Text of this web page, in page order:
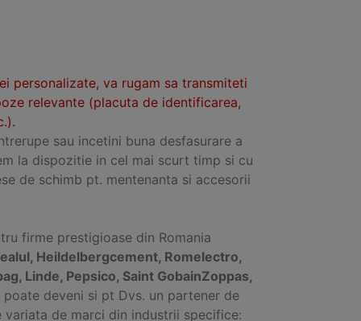
personalizate, va rugam sa transmiteti
relevante (placuta de identificarea,
sau incetini buna desfasurare a
la dispozitie in cel mai scurt timp si cu
de schimb pt. mentenanta si accesorii
firme prestigioase din Romania
Heildelbergcement, Romelectro,
Linde, Pepsico, Saint GobainZoppas,
deveni si pt Dvs. un partener de
de marci din industrii specifice: